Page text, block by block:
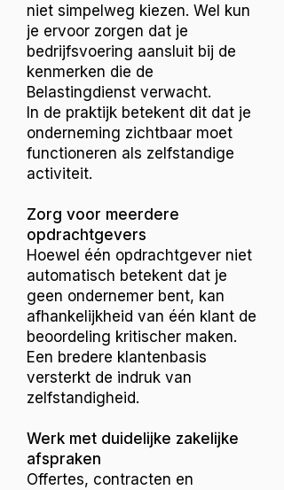
niet simpelweg kiezen. Wel kun
je ervoor zorgen dat je
bedrijfsvoering aansluit bij de
kenmerken die de
Belastingdienst verwacht.
In de praktijk betekent dit dat je
onderneming zichtbaar moet
functioneren als zelfstandige
activiteit.
Zorg voor meerdere
opdrachtgevers
Hoewel één opdrachtgever niet
automatisch betekent dat je
geen ondernemer bent, kan
afhankelijkheid van één klant de
beoordeling kritischer maken.
Een bredere klantenbasis
versterkt de indruk van
zelfstandigheid.
Werk met duidelijke zakelijke
afspraken
Offertes, contracten en